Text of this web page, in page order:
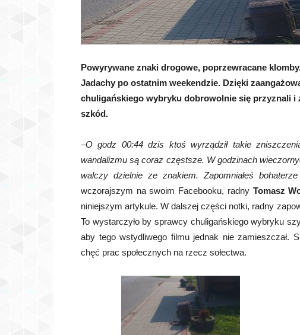
Powyrywane znaki drogowe, poprzewracane
Jadachy po ostatnim weekendzie. Dzięki
chuligańskiego wybryku dobrowolnie się przyznali
szkód.
–O godz 00:44 dzis ktoś wyrządził takie
wandalizmu są coraz częstsze. W godzinach
walczy dzielnie ze znakiem. Zapomniałeś
wczorajszym na swoim Facebooku, radny Tomasz
niniejszym artykule. W dalszej części notki, radny
To wystarczyło by sprawcy chuligańskiego wybryku
aby tego wstydliwego filmu jednak nie zamieszczał.
chęć prac społecznych na rzecz sołectwa.